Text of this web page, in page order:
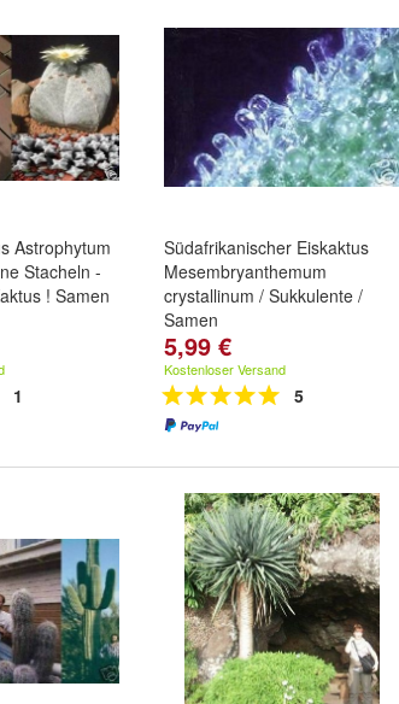
Astrophytum
Stacheln -
! Samen
1
Südafrikanischer Eiskaktus
Mesembryanthemum
crystallinum / Sukkulente /
Samen
5,99 €
Kostenloser Versand
5